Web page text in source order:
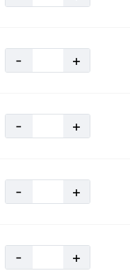
- +
- +
- +
- +